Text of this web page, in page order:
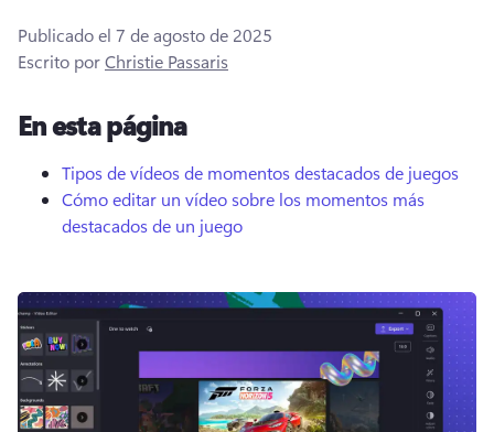
Probar gratis
Publicado el 7 de agosto de 2025
Escrito porChristie Passaris
En esta página
Tipos de vídeos de momentos destacados de juegos
Cómo editar un vídeo sobre los momentos más
destacados de un juego